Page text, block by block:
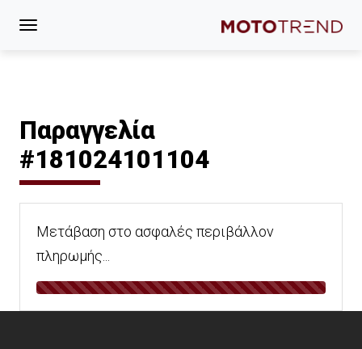
Παραγγελία
#181024101104
Μετάβαση στο ασφαλές περιβάλλον
πληρωμής...